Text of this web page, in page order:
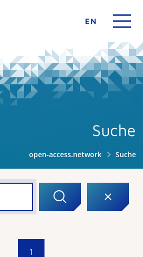
EN
Suche
open-access.network Suche
1